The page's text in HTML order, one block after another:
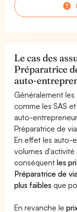
Le cas des
Préparatrice
auto-
Généralement les
comme les SAS
auto-
Préparatrice de
En effet les auto-
volumes d'activité
conséquentles
Préparatrice de
plus faibles que
En revanche le